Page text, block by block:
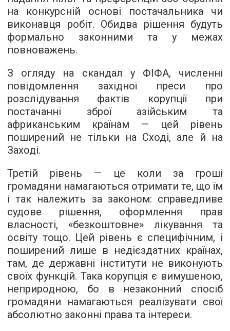
на конкурсній основі постачальника чи
виконавця робіт. Обидва рішення будуть
формально законними та у межах
повноважень.
З огляду на скандал у ФІФА, численні
повідомлення західної преси про
розслідування фактів корупції при
постачанні зброї азійським та
африканським країнам — цей рівень
поширений не тільки на Сході, але й на
Заході.
Третій рівень — це коли за гроші
громадяни намагаються отримати те, що їм
і так належить за законом: справедливе
судове рішення, оформлення прав
власності, «безкоштовне» лікування та
освіту тощо. Цей рівень є специфічним, і
поширений лише в недієздатних країнах,
там, де державні інститути не виконують
своїх функцій. Така корупція є вимушеною,
неприродною, бо в незаконний спосіб
громадяни намагаються реалізувати свої
абсолютно законні права та інтереси.